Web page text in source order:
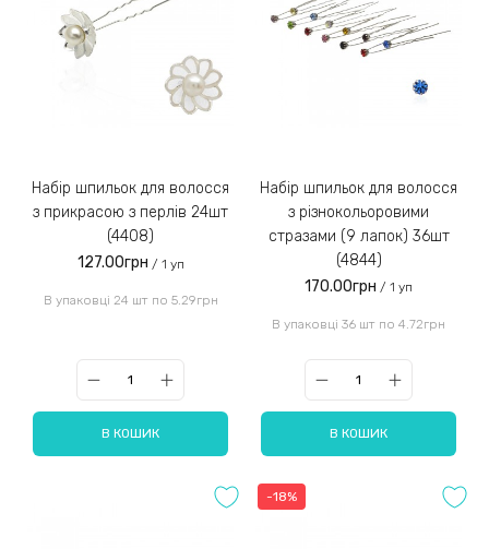
Набір шпильок для волосся
з прикрасою з перлів 24шт
(4408)
127.00грн / 1 уп
В упаковці 24 шт по 5.29грн
В КОШИК
Набір шпильок для волосся
з різнокольоровими
стразами (9 лапок) 36шт
(4844)
170.00грн / 1 уп
В упаковці 36 шт по 4.72грн
В КОШИК
-18%